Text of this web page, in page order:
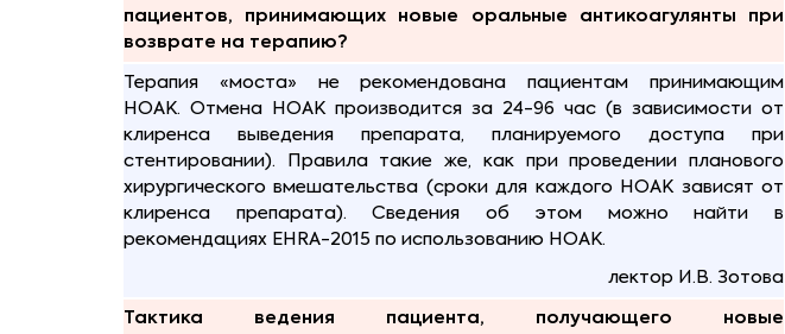
пациентов, принимающих новые оральные антикоагулянты при
возврате на терапию?
Терапия «моста» не рекомендована пациентам принимающим
НОАК. Отмена НОАК производится за 24-96 час (в зависимости от
клиренса выведения препарата, планируемого доступа при
стентировании). Правила такие же, как при проведении планового
хирургического вмешательства (сроки для каждого НОАК зависят от
клиренса препарата). Сведения об этом можно найти в
рекомендациях EHRA-2015 по использованию НОАК.
лектор И.В. Зотова
Тактика ведения пациента, получающего новые